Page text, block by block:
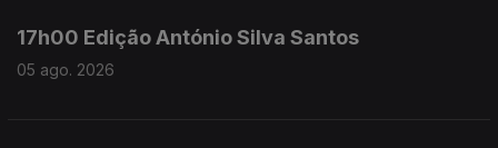
17h00 Edição António Silva Santos
05 ago. 2026